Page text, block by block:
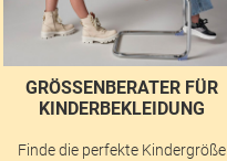
GRÖSSENBERATER FÜR K
INDERBEKLEIDUNG
Finde die perfekte Kindergröße